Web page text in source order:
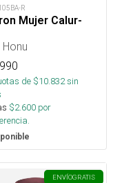
R
Mujer Calur-
de $10.832sin
$2.600 por
ENVÍOGRATIS